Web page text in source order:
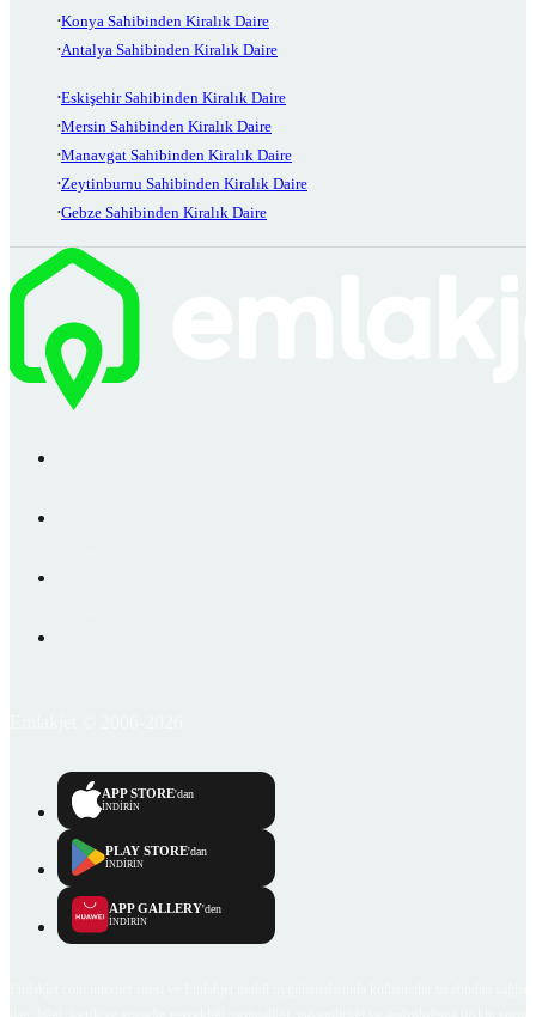
Konya Sahibinden Kiralık Daire
Antalya Sahibinden Kiralık Daire
Eskişehir Sahibinden Kiralık Daire
Mersin Sahibinden Kiralık Daire
Manavgat Sahibinden Kiralık Daire
Zeytinburnu Sahibinden Kiralık Daire
Gebze Sahibinden Kiralık Daire
APP STORE'dan
İNDİRİN
PLAY STORE'dan
İNDİRİN
APP GALLERY'den
İNDİRİN